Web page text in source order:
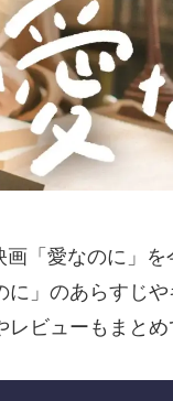
「愛なのに」
に」のあらすじ
ビューもまとめ